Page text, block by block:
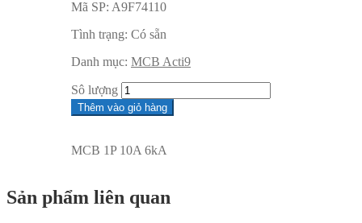
Mã SP: A9F74110
Tình trạng: Có sẵn
Danh mục: MCB Acti9
Sô lượng
Thêm vào giỏ hàng
MCB 1P 10A 6kA
Sản phẩm liên quan